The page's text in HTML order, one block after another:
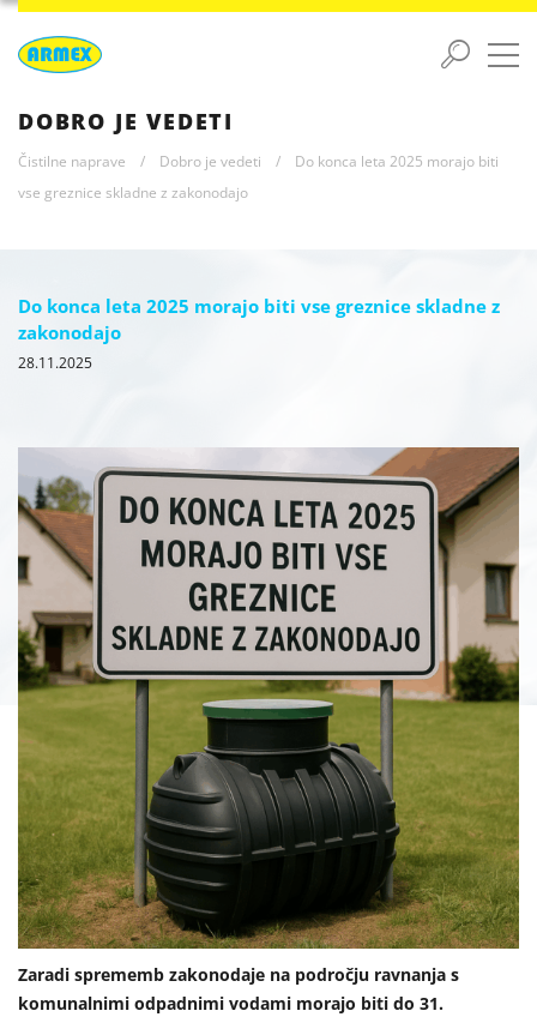
DOBRO JE VEDETI
Čistilne naprave / Dobro je vedeti /
Do konca leta 2025 morajo biti
vse greznice skladne z zakonodajo
Do konca leta 2025 morajo biti vse greznice skladne z
zakonodajo
28.11.2025
Zaradi sprememb zakonodaje na področju ravnanja s
komunalnimi odpadnimi vodami morajo biti do 31.